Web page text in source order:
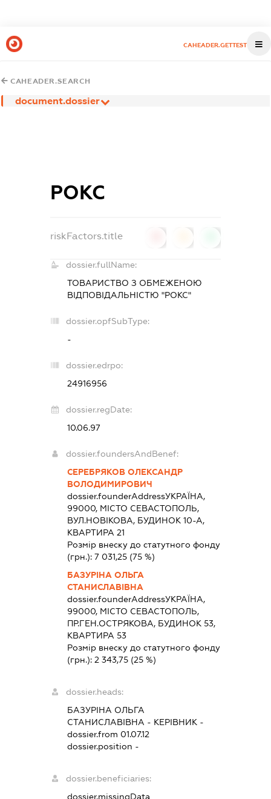
CAHEADER.GETTEST
CAHEADER.SEARCH
document.dossier
РОКС
riskFactors.title
dossier.fullName:
ТОВАРИСТВО З ОБМЕЖЕНОЮ
ВІДПОВІДАЛЬНІСТЮ "РОКС"
dossier.opfSubType:
-
dossier.edrpo:
24916956
dossier.regDate:
10.06.97
dossier.foundersAndBenef:
СЕРЕБРЯКОВ ОЛЕКСАНДР
ВОЛОДИМИРОВИЧ
dossier.founderAddressУКРАЇНА,
99000, МІСТО СЕВАСТОПОЛЬ,
ВУЛ.НОВІКОВА, БУДИНОК 10-А,
КВАРТИРА 21
Розмір внеску до статутного фонду
(грн.): 7 031,25(75 %)
БАЗУРІНА ОЛЬГА
СТАНИСЛАВІВНА
dossier.founderAddressУКРАЇНА,
99000, МІСТО СЕВАСТОПОЛЬ,
ПР.ГЕН.ОСТРЯКОВА, БУДИНОК 53,
КВАРТИРА 53
Розмір внеску до статутного фонду
(грн.): 2 343,75(25 %)
dossier.heads:
БАЗУРІНА ОЛЬГА
СТАНИСЛАВІВНА - КЕРІВНИК -
dossier.from 01.07.12
dossier.position -
dossier.beneficiaries:
dossier.missingData